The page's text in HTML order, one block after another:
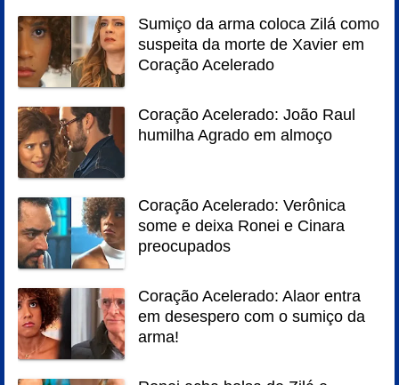
Sumiço da arma coloca Zilá como
suspeita da morte de Xavier em
Coração Acelerado
Coração Acelerado: João Raul
humilha Agrado em almoço
Coração Acelerado: Verônica
some e deixa Ronei e Cinara
preocupados
Coração Acelerado: Alaor entra
em desespero com o sumiço da
arma!